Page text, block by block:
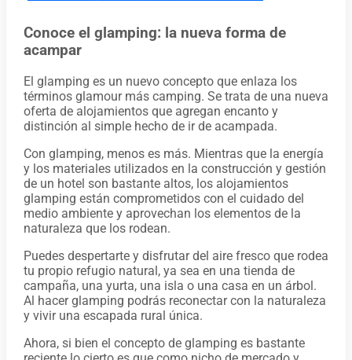
Conoce el glamping: la nueva forma de
acampar
El glamping es un nuevo concepto que enlaza los
términos glamour más camping. Se trata de una nueva
oferta de alojamientos que agregan encanto y
distinción al simple hecho de ir de acampada.
Con glamping, menos es más. Mientras que la energía
y los materiales utilizados en la construcción y gestión
de un hotel son bastante altos, los alojamientos
glamping están comprometidos con el cuidado del
medio ambiente y aprovechan los elementos de la
naturaleza que los rodean.
Puedes despertarte y disfrutar del aire fresco que rodea
tu propio refugio natural, ya sea en una tienda de
campaña, una yurta, una isla o una casa en un árbol.
Al hacer glamping podrás reconectar con la naturaleza
y vivir una escapada rural única.
Ahora, si bien el concepto de glamping es bastante